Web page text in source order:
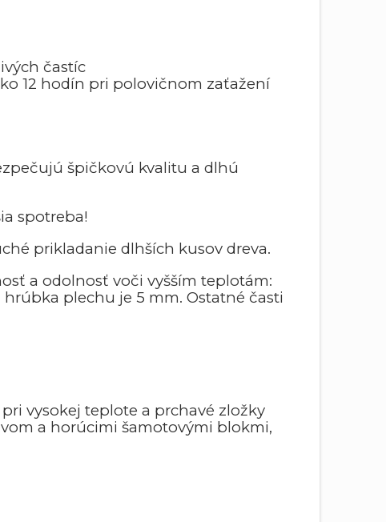
častíc
12 hodín pri polovičnom zaťažení
špičkovú kvalitu a dlhú
spotreba!
prikladanie dlhších kusov dreva.
a odolnosť voči vyšším teplotám:
plechu je 5 mm. Ostatné časti
vysokej teplote a prchavé zložky
a horúcimi šamotovými blokmi,